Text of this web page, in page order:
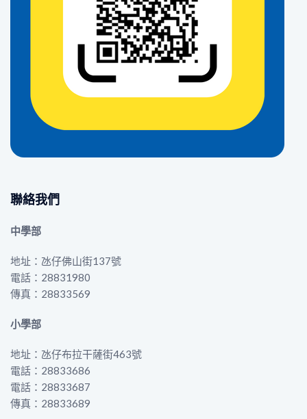
聯絡我們
中學部
地址：氹仔佛山街137號
電話：28831980
傳真：28833569
小學部
地址：氹仔布拉干薩街463號
電話：28833686
電話：28833687
傳真：28833689